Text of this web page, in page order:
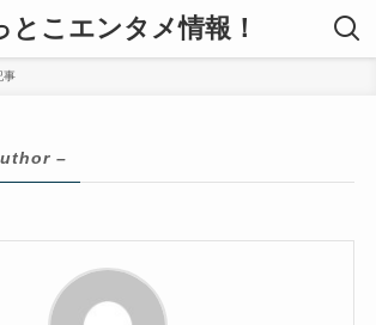
とこエンタメ情報！
事
–